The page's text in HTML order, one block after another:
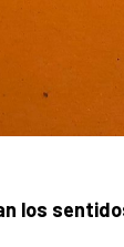
los